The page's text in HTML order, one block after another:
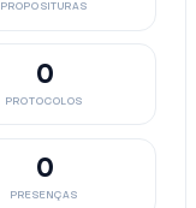
PROPOSITURAS
0
PROTOCOLOS
0
PRESENÇAS